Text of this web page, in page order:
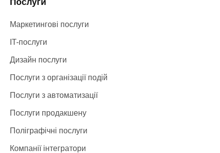
Послуги
Маркетингові послуги
IT-послуги
Дизайн послуги
Послуги з організації подій
Послуги з автоматизації
Послуги продакшену
Поліграфічні послуги
Компанії інтегратори